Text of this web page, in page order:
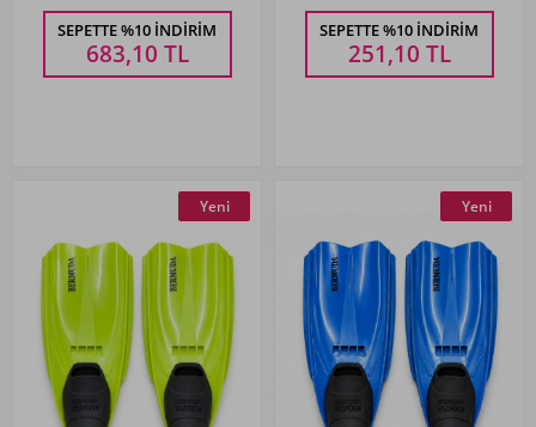
SEPETTE %10 İNDIRIM
683,10 TL
SEPETTE %10 İNDIRIM
251,10 TL
Yeni Yeni